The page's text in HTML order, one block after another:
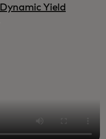
Dynamic Yield